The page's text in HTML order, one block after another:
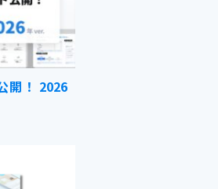
開！ 2026